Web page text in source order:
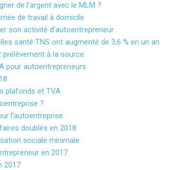
de l’argent avec le MLM ?
de travail à domicile
son activité d’autoentrepreneur
santé TNS ont augmenté de 3,6 % en un an
à la source
pour autoentrepreneurs
plafonds et TVA
?
l’autoentreprise
doublés en 2018
sociale minimale
en 2017
2017